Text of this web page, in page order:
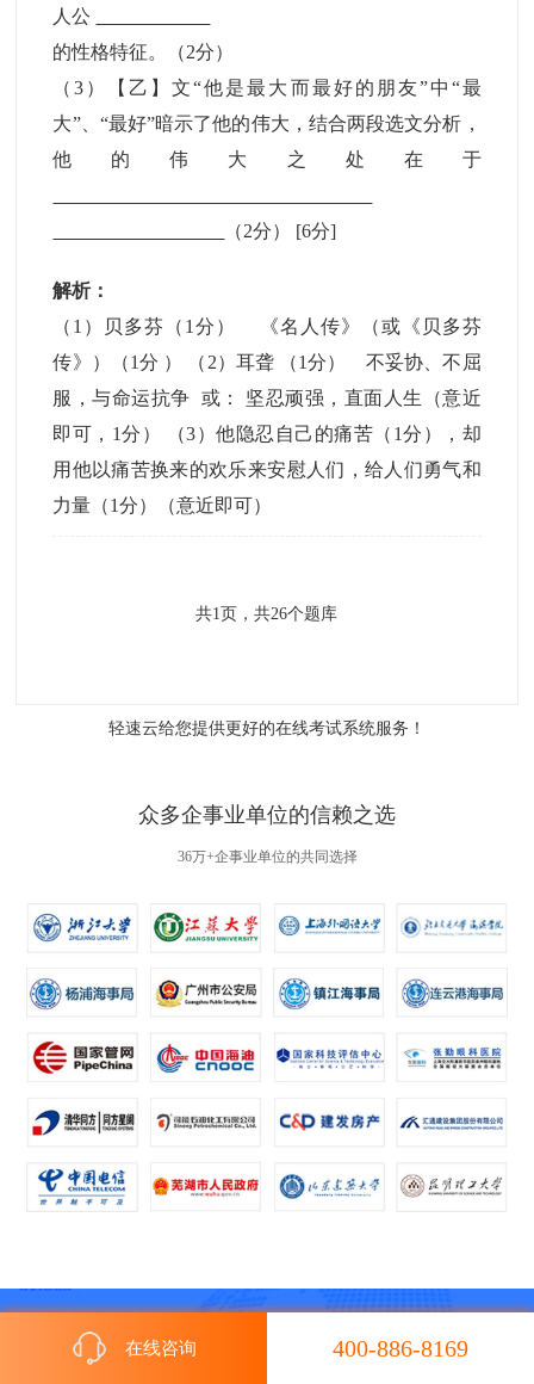
人公
的性格特征。（2分）
（3）【乙】文“他是最大而最好的朋友”中“最
大”、“最好”暗示了他的伟大，结合两段选文分析，
他的伟大之处在于
（2分） [6分]
解析：
（1）贝多芬（1分） 《名人传》（或《贝多芬
传》）（1分 ） （2）耳聋 （1分） 不妥协、不屈
服，与命运抗争 或： 坚忍顽强，直面人生（意近
即可，1分） （3）他隐忍自己的痛苦（1分），却
用他以痛苦换来的欢乐来安慰人们，给人们勇气和
力量（1分）（意近即可）
共1页，共26个题库
轻速云给您提供更好的在线考试系统服务！
众多企事业单位的信赖之选
36万+企事业单位的共同选择
开始使用轻速云组织培训考试
在线咨询 400-886-8169